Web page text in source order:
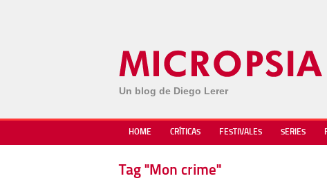
Un blog de Diego Lerer
HOME CRÍTICAS FESTIVALES SERIES
Tag "Mon crime"